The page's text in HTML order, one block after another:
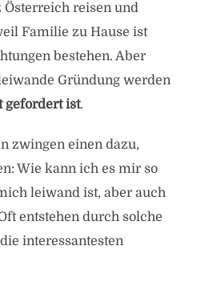
reisen und
Familie zu Hause ist
bestehen. Aber
Gründung werden
gefordert ist.
zwingen einen dazu,
Wie kann ich es mir so
leiwand ist, aber auch
entstehen durch solche
interessantesten